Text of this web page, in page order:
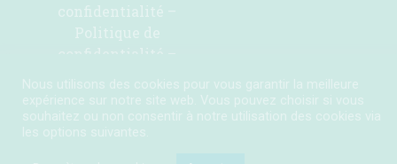
confidentialité –
Politique de
Contactez-nous pour
ajouter une molécule
Nous utilisons des cookies pour vous garantir la meilleure
expérience sur notre site web. Vous pouvez choisir si vous
souhaitez ou non consentir à notre utilisation des cookies via
les options suivantes.